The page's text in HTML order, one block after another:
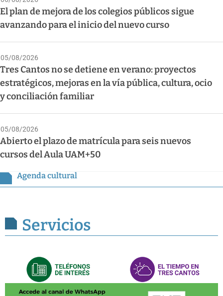
El plan de mejora de los colegios públicos sigue
avanzando para el inicio del nuevo curso
05/08/2026
Tres Cantos no se detiene en verano: proyectos
estratégicos, mejoras en la vía pública, cultura, ocio
y conciliación familiar
05/08/2026
Abierto el plazo de matrícula para seis nuevos
cursos del Aula UAM+50
Agenda cultural
Servicios